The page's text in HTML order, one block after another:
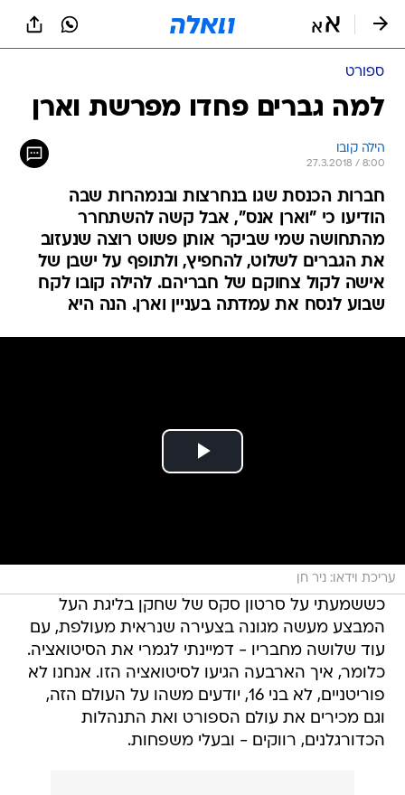
ספורט
למה גברים פחדו מפרשת וארן
הילה קובו
27.3.2018 / 8:00
חברות הכנסת שגו בנחרצות ובנמהרות שבה
הודיעו כי "וארן אנס", אבל קשה להשתחרר
מהתחושה שמי שביקר אותן פשוט רוצה שנעזוב
את הגברים לשלוט, להחפיץ, ולתופף על ישבן של
אישה לקול צחוקם של חבריהם. להילה קובו לקח
שבוע לנסח את עמדתה בעניין וארן. הנה היא
עריכת וידאו: ניר חן
כששמעתי על סרטון סקס של שחקן בליגת העל
המבצע מעשה מגונה בצעירה שנראית מעולפת, עם
עוד שלושה מחבריו - דמיינתי לגמרי את הסיטואציה.
כלומר, איך הארבעה הגיעו לסיטואציה הזו. אנחנו לא
פוריטניים, לא בני 16, יודעים משהו על העולם הזה,
וגם מכירים את עולם הספורט ואת התנהלות
הכדורגלנים, רווקים - ובעלי משפחות.